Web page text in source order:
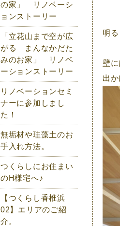
明
壁に
出
の家」 リノベーシ
ョンストーリー
「立花山まで空が広
がる まんなかだた
みのお家」 リノベ
ーションストーリー
リノベーションセミ
ナーに参加しまし
た！
無垢材や珪藻土のお
手入れ方法。
つくらしにお住まい
のH様宅へ♪
【つくらし香椎浜
02】エリアのご紹
介。